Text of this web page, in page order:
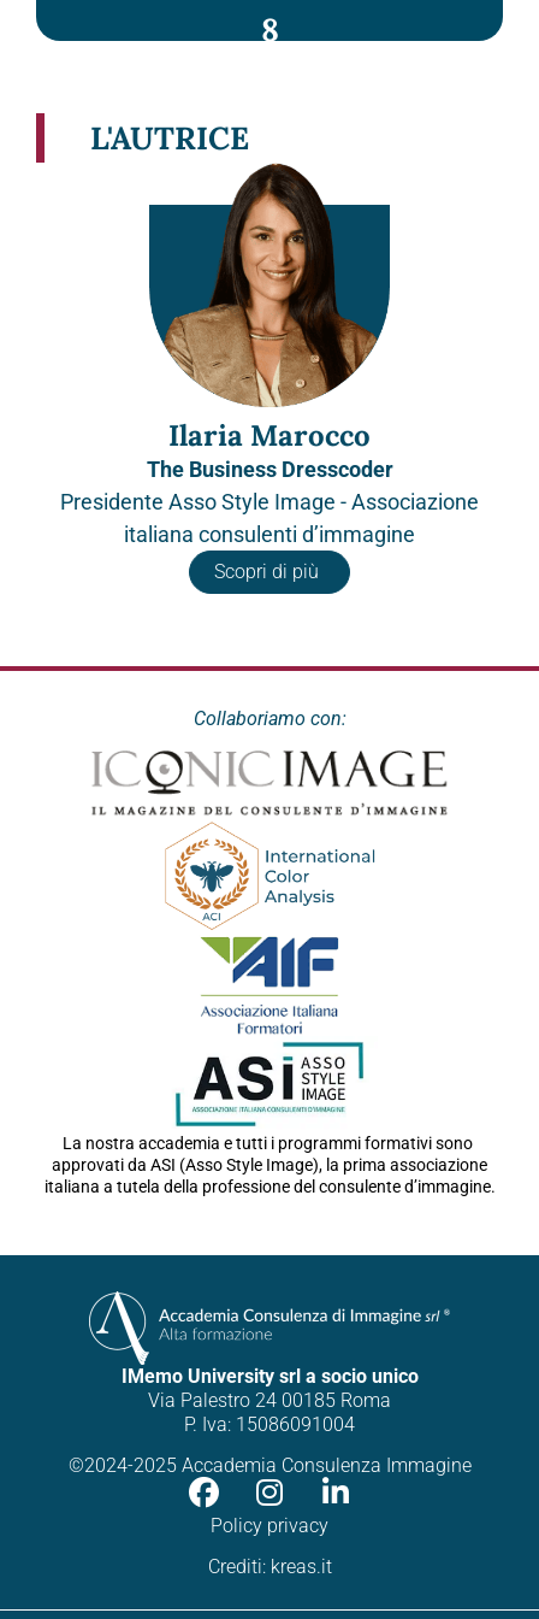
8
L'AUTRICE
Ilaria Marocco
The Business Dresscoder
Presidente Asso Style Image - Associazione
italiana consulenti d’immagine
Scopri di più
Collaboriamo con:
La nostra accademia e tutti i programmi formativi sono
approvati da ASI (Asso Style Image), la prima associazione
italiana a tutela della professione del consulente d’immagine.
IMemo University srl a socio unico
Via Palestro 24 00185 Roma
P. Iva: 15086091004
©2024-2025 Accademia Consulenza Immagine
Policy privacy
Crediti: kreas.it